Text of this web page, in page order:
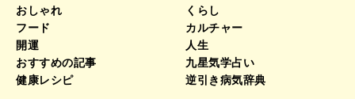
おしゃれ
くらし
フード
カルチャー
開運
人生
おすすめの記事
九星気学占い
健康レシピ
逆引き病気辞典